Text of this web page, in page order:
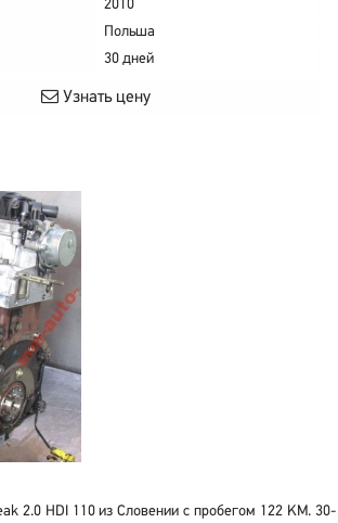
2010
Польша
30 дней
Узнать цену
2.0 HDI 110 из Словении с пробегом 122 KM. 30-